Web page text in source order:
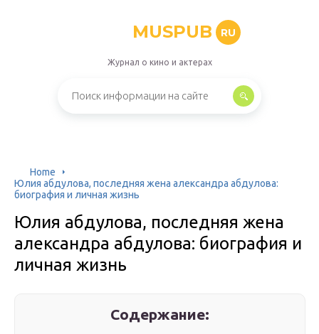
MUSPUB RU
Журнал о кино и актерах
Home
Юлия абдулова, последняя жена александра абдулова:
биография и личная жизнь
Юлия абдулова, последняя жена
александра абдулова: биография и
личная жизнь
Содержание: